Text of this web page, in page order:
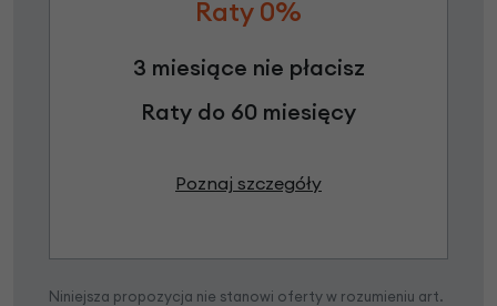
Raty 0%
3 miesiące nie płacisz
Raty do 60 miesięcy
Poznaj szczegóły
Niniejsza propozycja nie stanowi oferty w rozumieniu art.